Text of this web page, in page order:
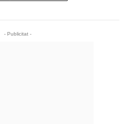
- Publicitat -